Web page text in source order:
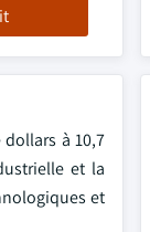
à 10,7
et la
et